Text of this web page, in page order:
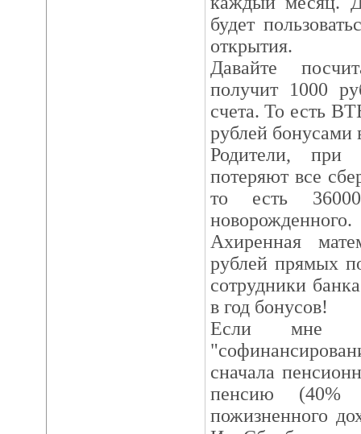
будет
открытия.
Давайте
получит 1000
счета. То есть
рублей бонусами
Родители,
потеряют все
то есть
новорожденного.
Ахиренная
рублей прямых
сотрудники
в год бонусов!
Если мне
сначала
пенсию (40%
пожизненного